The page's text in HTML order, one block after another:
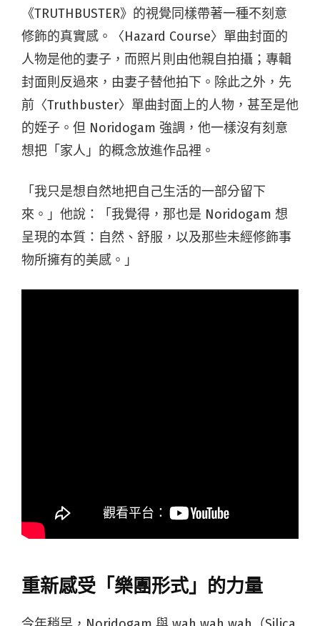
《TRUTHBUSTER》的視覺同樣帶著一種不刻意
修飾的真實感。〈Hazard Course〉單曲封面的
人物是他的妻子，而照片則由他親自拍攝；專輯
封面則反過來，由妻子替他拍下。除此之外，先
前〈Truthbuster〉單曲封面上的人物，甚至是他
的姪子。但 Noridogam 強調，他一樣沒有刻意
想把「家人」的概念放進作品裡。
「我只是想自然地把自己生活的一部分留下
來。」他說：「我覺得，那也是 Noridogam 想
呈現的本質：自然、舒服，以及那些未經修飾事
物所擁有的美感。」
重新感受「樂團形式」的力量